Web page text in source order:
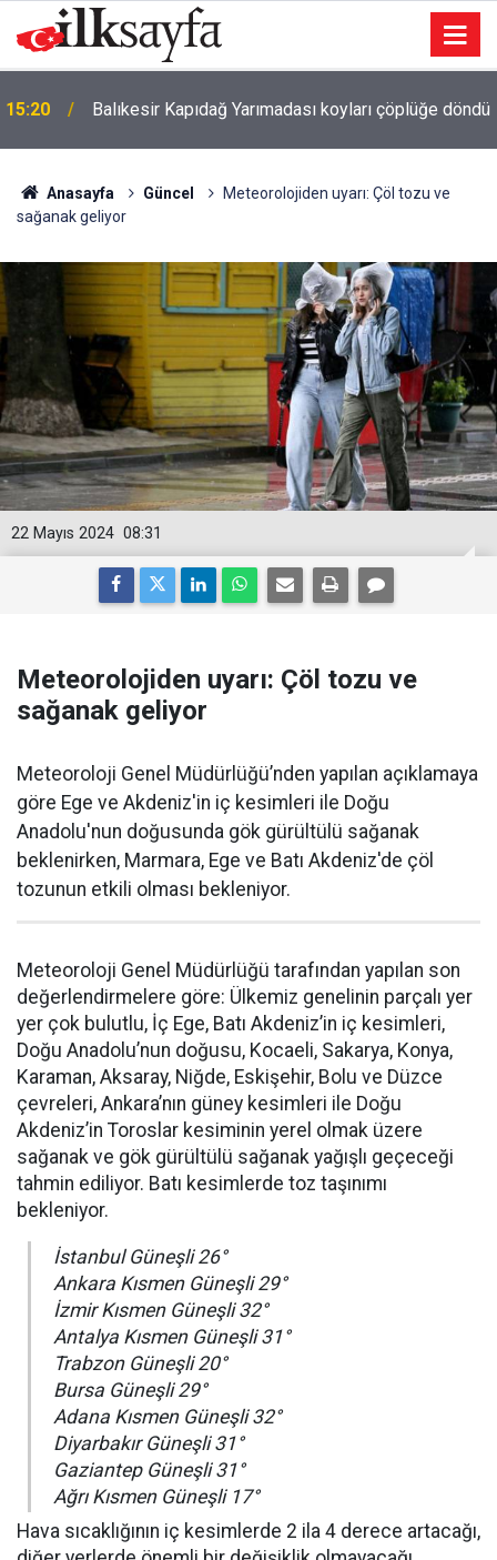
15:20 Balıkesir Kapıdağ Yarımadası koyları çöplüğe döndü
Anasayfa Güncel
Meteorolojiden uyarı: Çöl tozu ve
sağanak geliyor
08:31
22 Mayıs 2024
Meteorolojiden uyarı: Çöl tozu ve
sağanak geliyor
Meteoroloji Genel Müdürlüğü’nden yapılan açıklamaya
göre Ege ve Akdeniz'in iç kesimleri ile Doğu
Anadolu'nun doğusunda gök gürültülü sağanak
beklenirken, Marmara, Ege ve Batı Akdeniz'de çöl
tozunun etkili olması bekleniyor.
Meteoroloji Genel Müdürlüğü tarafından yapılan son
değerlendirmelere göre: Ülkemiz genelinin parçalı yer
yer çok bulutlu, İç Ege, Batı Akdeniz’in iç kesimleri,
Doğu Anadolu’nun doğusu, Kocaeli, Sakarya, Konya,
Karaman, Aksaray, Niğde, Eskişehir, Bolu ve Düzce
çevreleri, Ankara’nın güney kesimleri ile Doğu
Akdeniz’in Toroslar kesiminin yerel olmak üzere
sağanak ve gök gürültülü sağanak yağışlı geçeceği
tahmin ediliyor. Batı kesimlerde toz taşınımı
bekleniyor.
İstanbul Güneşli 26°
Ankara Kısmen Güneşli 29°
İzmir Kısmen Güneşli 32°
Antalya Kısmen Güneşli 31°
Trabzon Güneşli 20°
Bursa Güneşli 29°
Adana Kısmen Güneşli 32°
Diyarbakır Güneşli 31°
Gaziantep Güneşli 31°
Ağrı Kısmen Güneşli 17°
Hava sıcaklığının iç kesimlerde 2 ila 4 derece artacağı,